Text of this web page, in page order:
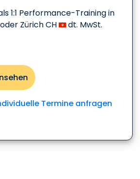
1:1 Performance-Training in
Zürich CH
dt. MwSt.
Termine anfragen